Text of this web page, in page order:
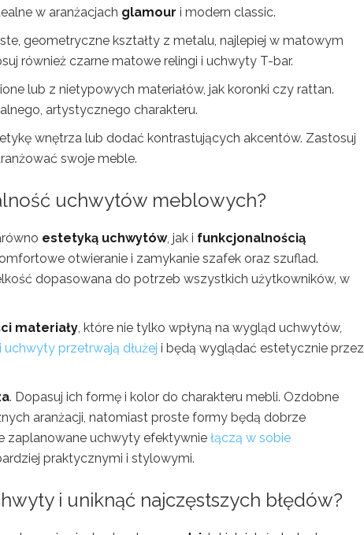
w aranżacjach glamour i modern classic.
geometryczne kształty z metalu, najlepiej w matowym
również czarne matowe relingi i uchwyty T-bar.
lub z nietypowych materiałów, jak koronki czy rattan.
artystycznego charakteru.
wnętrza lub dodać kontrastujących akcentów. Zastosuj
swoje meble.
uchwytów meblowych?
estetyką uchwytów, jak i funkcjonalnością
otwieranie i zamykanie szafek oraz szuflad.
dopasowana do potrzeb wszystkich użytkowników, w
materiały , które nie tylko wpłyną na wygląd uchwytów,
uchwyty przetrwają dłużej i będą wyglądać estetycznie przez
. Dopasuj ich formę i kolor do charakteru mebli. Ozdobne
aranżacji, natomiast proste formy będą dobrze
zaplanowane uchwyty efektywnie łączą w sobie
praktycznymi i stylowymi.
i uniknąć najczęstszych błędów?